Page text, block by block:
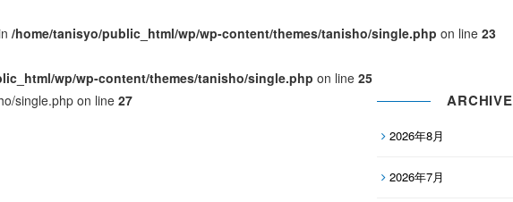
/home/tanisyo/public_html/wp/wp-content/themes/tanisho/single.php on line 23
wp/wp-content/themes/tanisho/single.php on line 25
single.php on line 27
ARCHIVE
2026年8月
2026年7月